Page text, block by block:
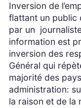
Inversion de
flattant un public
par un
information est
inversion des
Général qui
majorité des
administration:
la raison et de la